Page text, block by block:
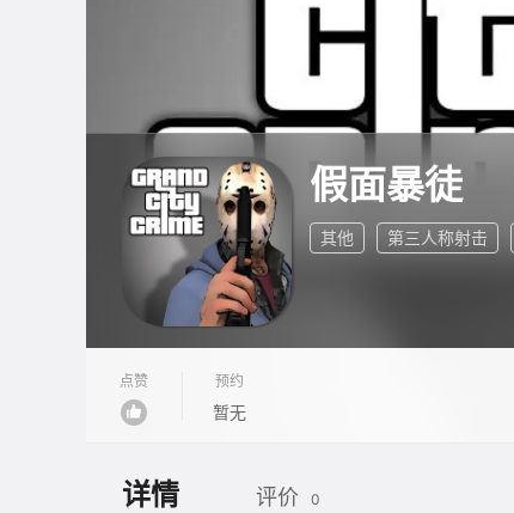
假面暴徒
其他 第三人称射击
点赞 预约
暂无
详情 评价 0